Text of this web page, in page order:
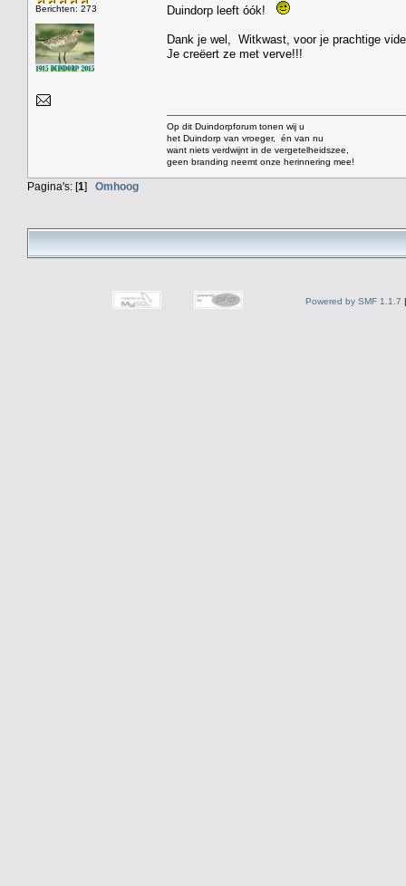
Berichten: 273 Duindorp leeft óók!
Dank je wel, Witkwast, voor je prachtige
Je creëert ze met verve!!!
Op dit Duindorpforum tonen wij u
het Duindorp van vroeger, én van nu
want niets verdwijnt in de vergetelheidszee,
geen branding neemt onze herinnering mee!
Pagina's: [1] Omhoog
Powered by SMF 1.1.7